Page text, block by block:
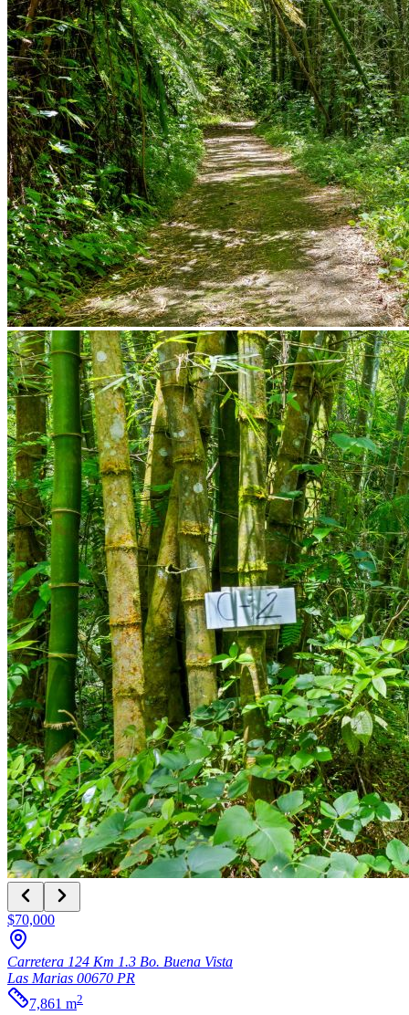
$70,000
Carretera 124 Km 1.3 Bo. Buena Vista
Las Marias 00670 PR
7,861 m2